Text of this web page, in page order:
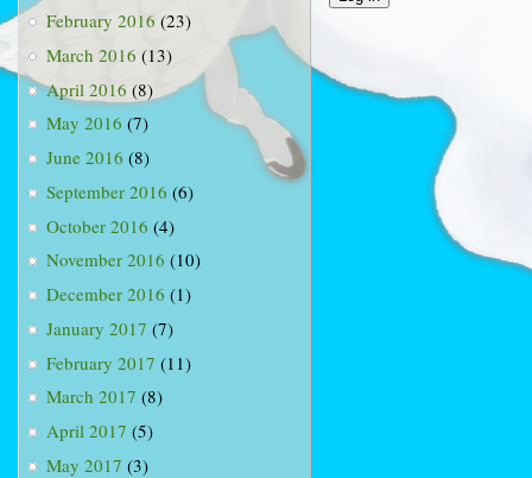
February 2016 (23)
March 2016 (13)
April 2016 (8)
May 2016 (7)
June 2016 (8)
September 2016 (6)
October 2016 (4)
November 2016 (10)
December 2016 (1)
January 2017 (7)
February 2017 (11)
March 2017 (8)
April 2017 (5)
May 2017 (3)